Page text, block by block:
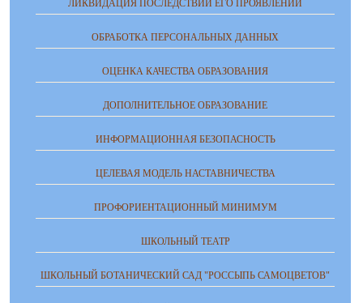
ЛИКВИДАЦИЯ ПОСЛЕДСТВИЙ ЕГО ПРОЯВЛЕНИЙ
ОБРАБОТКА ПЕРСОНАЛЬНЫХ ДАННЫХ
ОЦЕНКА КАЧЕСТВА ОБРАЗОВАНИЯ
ДОПОЛНИТЕЛЬНОЕ ОБРАЗОВАНИЕ
ИНФОРМАЦИОННАЯ БЕЗОПАСНОСТЬ
ЦЕЛЕВАЯ МОДЕЛЬ НАСТАВНИЧЕСТВА
ПРОФОРИЕНТАЦИОННЫЙ МИНИМУМ
ШКОЛЬНЫЙ ТЕАТР
ШКОЛЬНЫЙ БОТАНИЧЕСКИЙ САД "РОССЫПЬ САМОЦВЕТОВ"